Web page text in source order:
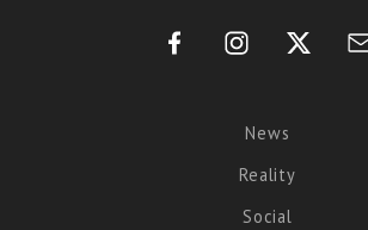
News
Reality
Social